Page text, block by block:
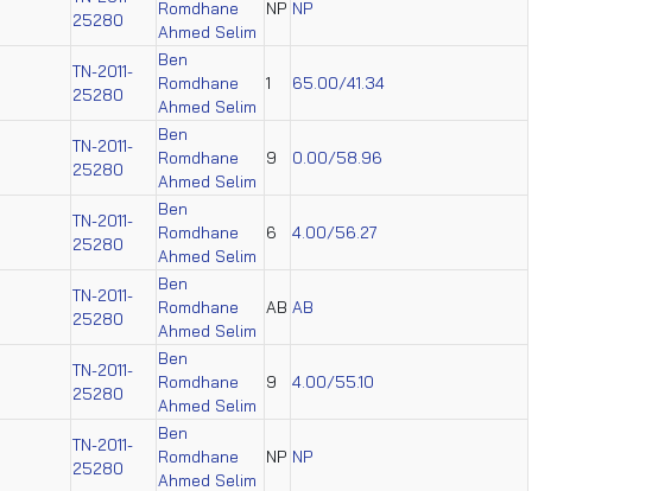
25280
Romdhane
Ahmed Selim
NP NP
TN-2011-
25280
Ben
Romdhane
Ahmed Selim
1 65.00/41.34
TN-2011-
25280
Ben
Romdhane
Ahmed Selim
9 0.00/58.96
TN-2011-
25280
Ben
Romdhane
Ahmed Selim
6 4.00/56.27
TN-2011-
25280
Ben
Romdhane
Ahmed Selim
AB AB
TN-2011-
25280
Ben
Romdhane
Ahmed Selim
9 4.00/55.10
TN-2011-
25280
Ben
Romdhane
Ahmed Selim
NP NP